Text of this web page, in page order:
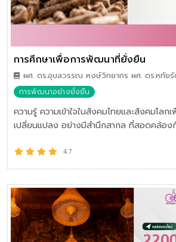
การศึกษาเพื่อการพัฒนาที่ยั่งยืน
ผศ. ดร.อุบลวรรณ หงษ์วิทยากร ผศ. ดร.หทัย
อรุณ ปรีดีดิลก อ. ดร.สวรส ธนาพรสังสุทธิ์ อ. ด
ดร.ดวงกมล บางชวด
การพัฒนาอย่างยั่งยืน
ความรู้ ความเข้าใจในสังคมไทยและสังคมโลกเ
เปลี่ยนแปลง อย่างมีสำนึกสากล ที่สอดคล้อง
ผู้ประกอบการที่ตระหนักรู้และความเข้าใจในแน
การเสนอทางเลือกการพัฒนาตามปรัชญาขอ
จัดการศึกษาเพื่อความเป็นพลเมืองตื่นรู้ ที่มี
เป็นประชาธิปไตย เพื่อการเปลี่ยนแปลงและพั
4.7